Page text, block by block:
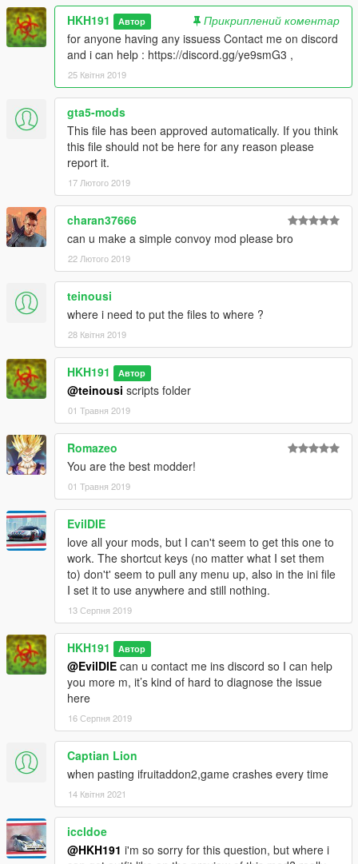
HKH191 Автор
Прикриплений коментар
for anyone having any issuess Contact me on discord
and i can help : https://discord.gg/ye9smG3 ,
25 Квітня 2019
gta5-mods
This file has been approved automatically. If you think
this file should not be here for any reason please
report it.
17 Лютого 2019
charan37666
can u make a simple convoy mod please bro
22 Лютого 2019
teinousi
where i need to put the files to where ?
28 Квітня 2019
HKH191 Автор
@teinousi scripts folder
01 Травня 2019
Romazeo
You are the best modder!
01 Травня 2019
EvilDIE
love all your mods, but I can't seem to get this one to
work. The shortcut keys (no matter what I set them
to) don't' seem to pull any menu up, also in the ini file
I set it to use anywhere and still nothing.
13 Серпня 2019
HKH191 Автор
@EvilDIE can u contact me ins discord so I can help
you more m, it’s kind of hard to diagnose the issue
here
16 Серпня 2019
Captian Lion
when pasting ifruitaddon2,game crashes every time
14 Квітня 2021
iccldoe
@HKH191 i'm so sorry for this question, but where i